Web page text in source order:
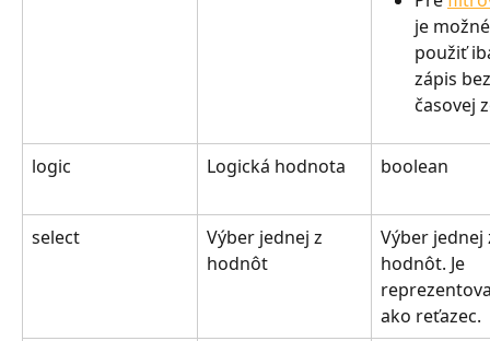
je
použiť
zápis
časovej
logic Logická hodnota boolean
select
Výber jednej z
hodnôt
Výber
hodnôt. Je
ako reťazec.